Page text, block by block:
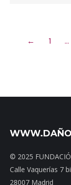
← 1 …
© 2025
Calle Vaquerías 7
28007 Madrid